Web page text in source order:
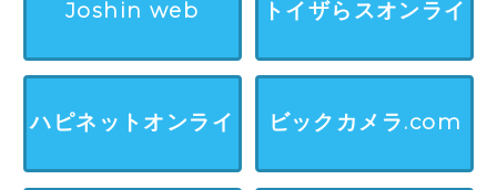
Joshin web トイザらスオンライ
ハピネットオンライ
ビックカメラ.com